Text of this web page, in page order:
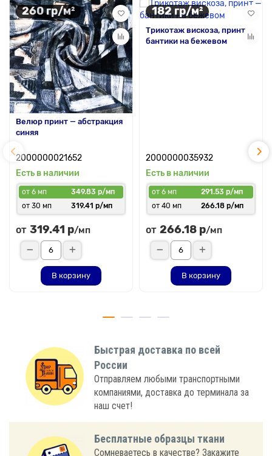
260 гр/м²
Велюр принт — абстракция
синяя
2000000021652
Есть в наличии
от 6 мп
349.83 р/мп
от 30 мп
319.41 р/мп
от 319.41 р/мп
В корзину
182 гр/м²
Трикотаж вискоза, принт —
бантики на бежевом
2000000035932
Есть в наличии
от 6 мп
291.53 р/мп
от 40 мп
266.18 р/мп
от 266.18 р/мп
В корзину
Быстрая доставка по всей
России
Отправляем любыми транспортными
компаниями, доставка до терминала за
наш счет!
Бесплатные образцы ткани
Сомневаетесь в качестве? Закажите